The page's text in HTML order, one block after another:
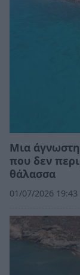
Μια
που δεν
θάλασσα
01/07/2026 19:43